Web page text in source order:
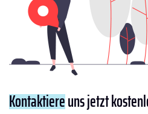
Kontaktiereuns jetzt